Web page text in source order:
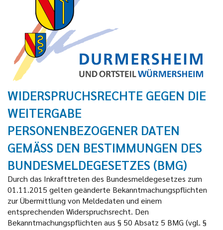
WIDERSPRUCHSRECHTE GEGEN DIE
WEITERGABE
PERSONENBEZOGENER DATEN
GEMÄSS DEN BESTIMMUNGEN DES B
UNDESMELDEGESETZES (BMG)
Durch das Inkrafttreten des Bundesmeldegesetzes zum
01.11.2015 gelten geänderte Bekanntmachungspflichten
zur Übermittlung von Meldedaten und einem
entsprechenden Widerspruchsrecht. Den
Bekanntmachungspflichten aus § 50 Absatz 5 BMG (vgl. §